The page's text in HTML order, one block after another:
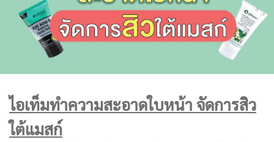
ไอเท็มทำความสะอาดใบหน้า จัดการสิว
ใต้แมสก์